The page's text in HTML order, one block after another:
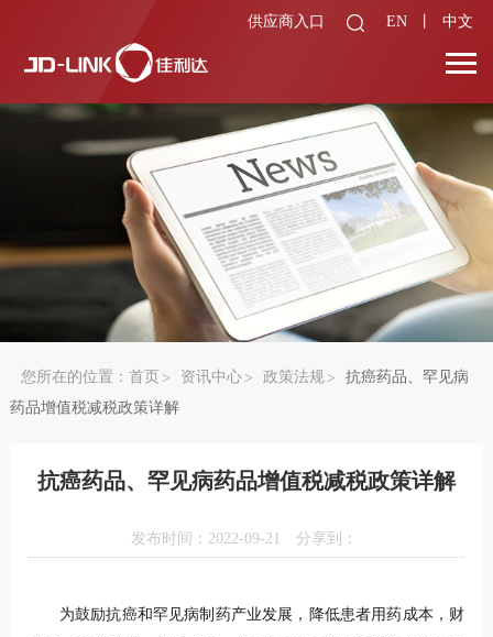
供应商入口 EN 中文
您所在的位置： 首页 资讯中心 政策法规
抗癌药品、罕见病
药品增值税减税政策详解
抗癌药品、罕见病药品增值税减税政策详解
发布时间：2022-09-21 分享到：
为鼓励抗癌和罕见病制药产业发展，降低患者用药成本，财